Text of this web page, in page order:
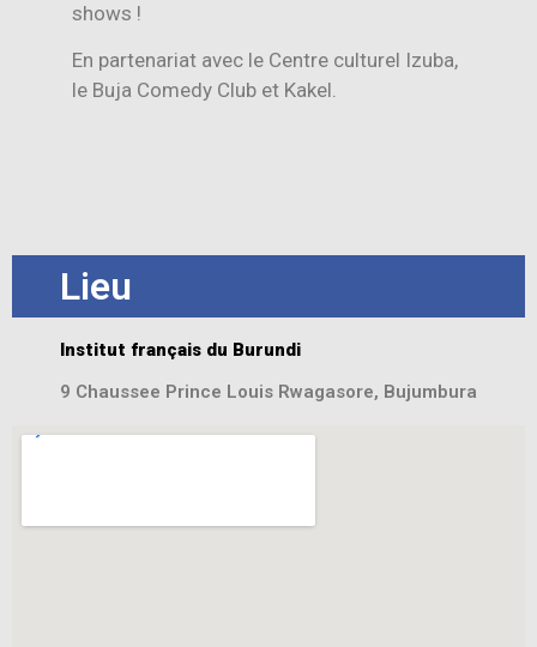
shows !
En partenariat avec le Centre culturel Izuba,
le Buja Comedy Club et Kakel.
Lieu
Institut français du Burundi
9 Chaussee Prince Louis Rwagasore, Bujumbura